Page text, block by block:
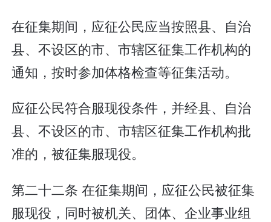
在征集期间，应征公民应当按照县、自治
县、不设区的市、市辖区征集工作机构的
通知，按时参加体格检查等征集活动。
应征公民符合服现役条件，并经县、自治
县、不设区的市、市辖区征集工作机构批
准的，被征集服现役。
第二十二条 在征集期间，应征公民被征集
服现役，同时被机关、团体、企业事业组